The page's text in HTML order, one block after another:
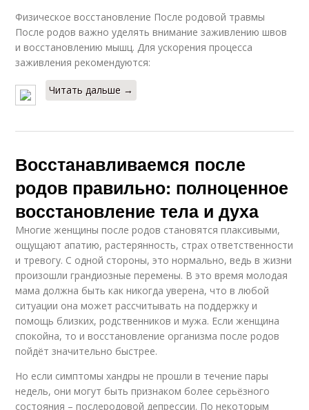
Физическое восстановление После родовой травмы
После родов важно уделять внимание заживлению швов
и восстановлению мышц. Для ускорения процесса
заживления рекомендуются:
Читать дальше →
Восстанавливаемся после
родов правильно: полноценное
восстановление тела и духа
Многие женщины после родов становятся плаксивыми,
ощущают апатию, растерянность, страх ответственности
и тревогу. С одной стороны, это нормально, ведь в жизни
произошли грандиозные перемены. В это время молодая
мама должна быть как никогда уверена, что в любой
ситуации она может рассчитывать на поддержку и
помощь близких, родственников и мужа. Если женщина
спокойна, то и восстановление организма после родов
пойдёт значительно быстрее.
Но если симптомы хандры не прошли в течение пары
недель, они могут быть признаком более серьёзного
состояния – послеродовой депрессии. По некоторым